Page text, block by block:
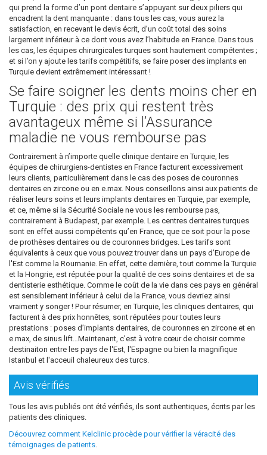
qui prend la forme d’un pont dentaire s’appuyant sur deux piliers qui
encadrent la dent manquante : dans tous les cas, vous aurez la
satisfaction, en recevant le devis écrit, d’un coût total des soins
largement inférieur à ce dont vous avez l’habitude en France. Dans tous
les cas, les équipes chirurgicales turques sont hautement compétentes ;
et si l’on y ajoute les tarifs compétitifs, se faire poser des implants en
Turquie devient extrêmement intéressant !
Se faire soigner les dents moins cher en
Turquie : des prix qui restent très
avantageux même si l’Assurance
maladie ne vous rembourse pas
Contrairement à n’importe quelle clinique dentaire en Turquie, les
équipes de chirurgiens-dentistes en France facturent excessivement
leurs clients, particulièrement dans le cas des poses de couronnes
dentaires en zircone ou en e.max. Nous conseillons ainsi aux patients de
réaliser leurs soins et leurs implants dentaires en Turquie, par exemple,
et ce, même si la Sécurité Sociale ne vous les rembourse pas,
contrairement à Budapest, par exemple. Les centres dentaires turques
sont en effet aussi compétents qu’en France, que ce soit pour la pose
de prothèses dentaires ou de couronnes bridges. Les tarifs sont
équivalents à ceux que vous pouvez trouver dans un pays d’Europe de
l'Est comme la Roumanie. En effet, cette dernière, tout comme la Turquie
et la Hongrie, est réputée pour la qualité de ces soins dentaires et de sa
dentisterie esthétique. Comme le coût de la vie dans ces pays en général
est sensiblement inférieur à celui de la France, vous devriez ainsi
vraiment y songer ! Pour résumer, en Turquie, les cliniques dentaires, qui
facturent à des prix honnêtes, sont réputées pour toutes leurs
prestations : poses d’implants dentaires, de couronnes en zircone et en
e.max, de sinus lift…Maintenant, c'est à votre cœur de choisir comme
destinaiton entre les pays de l'Est, l'Espagne ou bien la magnifique
Istanbul et l'acceuil chaleureux des turcs.
Avis vérifiés
Tous les avis publiés ont été vérifiés, ils sont authentiques, écrits par les
patients des cliniques.
Découvrez comment Kelclinic procède pour vérifier la véracité des
témoignages de patients.